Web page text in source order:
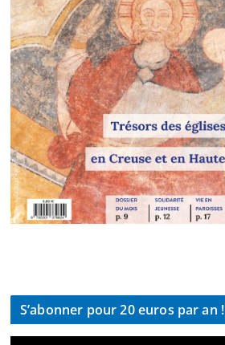
S’abonner pour 20 euros par an !